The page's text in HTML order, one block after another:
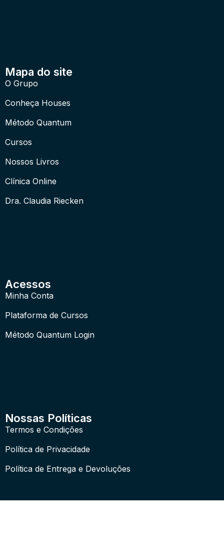
Mapa do site
O Grupo
Conheça Houses
Método Quantum
Cursos
Nossos Livros
Clínica Online
Dra. Claudia Riecken
Acessos
Minha Conta
Plataforma de Cursos
Método Quantum Login
Nossas Políticas
Termos e Condições
Política de Privacidade
Política de Entrega e Devoluções